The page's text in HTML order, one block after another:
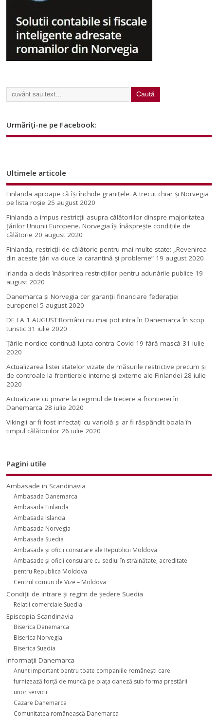
Urmăriți-ne pe Facebook:
Ultimele articole
Finlanda aproape că își închide granițele. A trecut chiar și Norvegia
pe lista roșie 25 august 2020
Finlanda a impus restricţii asupra călătoriilor dinspre majoritatea
ţărilor Uniunii Europene. Norvegia își înăsprește condițiile de
călătorie 20 august 2020
Finlanda, restricţii de călătorie pentru mai multe state: „Revenirea
din aceste ţări va duce la carantină şi probleme” 19 august 2020
Irlanda a decis înăsprirea restricțiilor pentru adunările publice 19
august 2020
Danemarca și Norvegia cer garanții financiare federației
europene! 5 august 2020
DE LA 1 AUGUST:Românii nu mai pot intra în Danemarca în scop
turistic 31 iulie 2020
Țările nordice continuă lupta contra Covid-19 fără mască 31 iulie
2020
Actualizarea listei statelor vizate de măsurile restrictive precum și
de controale la frontierele interne și externe ale Finlandei 28 iulie
2020
Actualizare cu privire la regimul de trecere a frontierei în
Danemarca 28 iulie 2020
Vikingii ar fi fost infectaţi cu variolă şi ar fi răspândit boala în
timpul călătoriilor 26 iulie 2020
Pagini utile
Ambasade in Scandinavia
Ambasada Danemarca
Ambasada Finlanda
Ambasada Islanda
Ambasada Norvegia
Ambasada Suedia
Ambasade şi oficii consulare ale Republicii Moldova
Ambasade şi oficii consulare cu sediul în străinătate, acreditate
pentru Republica Moldova
Centrul comun de Vize – Moldova
Condiţii de intrare şi regim de şedere Suedia
Relatii comerciale Suedia
Episcopia Scandinavia
Biserica Danemarca
Biserica Norvegia
Biserica Suedia
Informaţii Danemarca
Anunţ important pentru toate companiile româneşti care
furnizează forţă de muncă pe piaţa daneză sub forma prestării
unor servicii
Cazare Danemarca
Comunitatea românească Danemarca